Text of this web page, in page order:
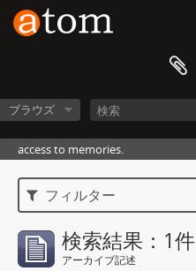
ブラウズ
access to memories.
フィルター
検索結果：1件
アーカイブ記述